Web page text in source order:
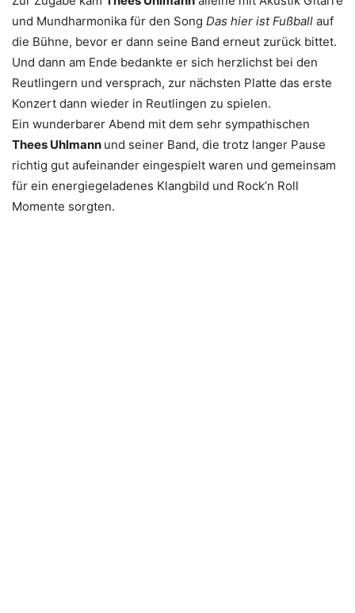
und Mundharmonika für den Song Das hier ist Fußball auf
die Bühne, bevor er dann seine Band erneut zurück bittet.
Und dann am Ende bedankte er sich herzlichst bei den
Reutlingern und versprach, zur nächsten Platte das erste
Konzert dann wieder in Reutlingen zu spielen.
Ein wunderbarer Abend mit dem sehr sympathischen
Thees Uhlmann und seiner Band, die trotz langer Pause
richtig gut aufeinander eingespielt waren und gemeinsam
für ein energiegeladenes Klangbild und Rock’n Roll
Momente sorgten.